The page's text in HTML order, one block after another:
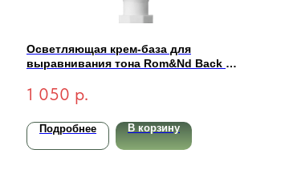
Осветляющая крем-база для
выравнивания тона Rom&Nd Back Me
1 050 р.
Подробнее В корзину